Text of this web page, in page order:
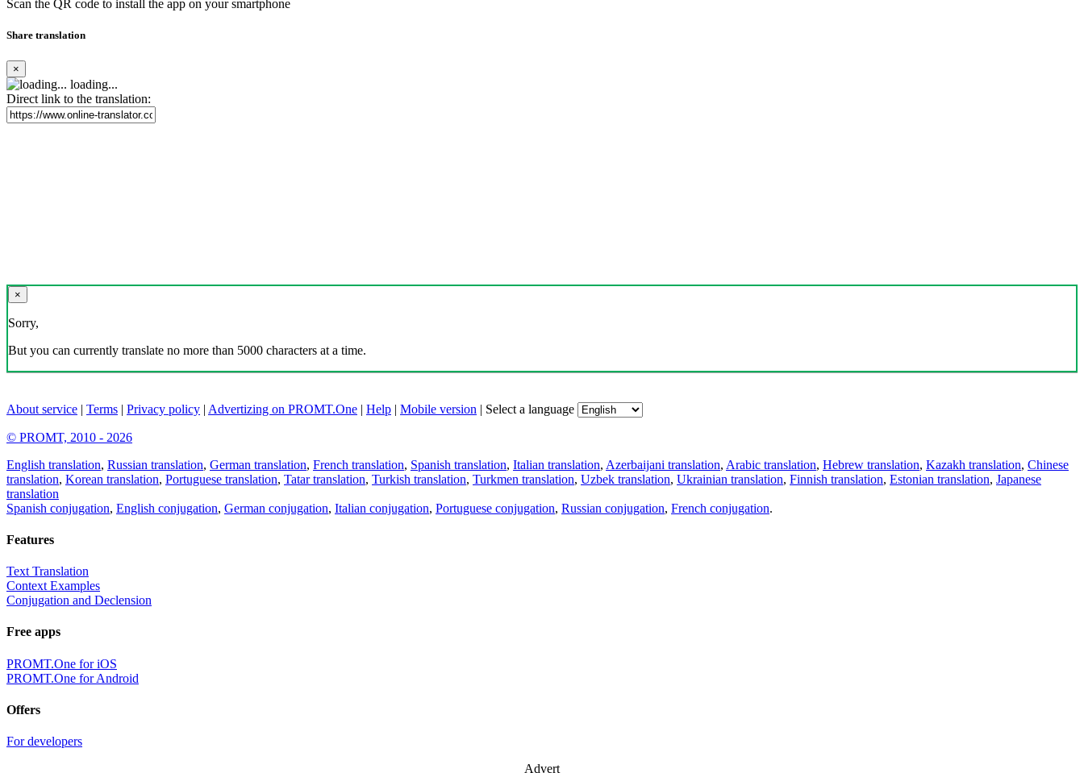
Scan the QR code to install the app on your smartphone
Share translation
×
loading...
Direct link to the translation:
×
Sorry,
But you can currently translate no more than 5000 characters at a time.
About service | Terms | Privacy policy | Advertizing on PROMT.One | Help | Mobile version | Select a language
© PROMT, 2010 - 2026
English translation, Russian translation, German translation, French translation, Spanish translation, Italian translation, Azerbaijani translation, Arabic translation, Hebrew translation, Kazakh translation, Chinese
translation, Korean translation, Portuguese translation, Tatar translation, Turkish translation, Turkmen translation, Uzbek translation, Ukrainian translation, Finnish translation, Estonian translation, Japanese
translation
Spanish conjugation, English conjugation, German conjugation, Italian conjugation, Portuguese conjugation, Russian conjugation, French conjugation.
Features
Text Translation
Context Examples
Conjugation and Declension
Free apps
PROMT.One for iOS
PROMT.One for Android
Offers
For developers
Advert